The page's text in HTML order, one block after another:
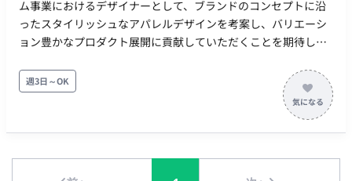
ム事業におけるデザイナーとして、ブランドのコンセプトに沿
ったスタイリッシュなアパレルデザインを考案し、バリエーシ
ョン豊かなプロダクト展開に貢献していただくことを期待して
ン・企画】 2026年秋冬の販売開始に向けた、ユニフォーム（作
業着・ワークウェア等）のデザイン考案、仕様書の作成、およ
ナー：1名 ■ 【働き方】 稼働量：週3日～（月80時間目安） リ
週3日～OK